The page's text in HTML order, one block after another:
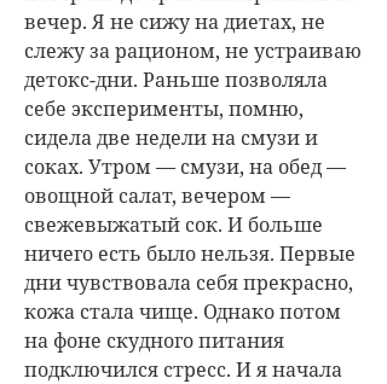
вечер. Я не сижу на диетах, не
слежу за рационом, не устраиваю
детокс-дни. Раньше позволяла
себе эксперименты, помню,
сидела две недели на смузи и
соках. Утром — смузи, на обед —
овощной салат, вечером —
свежевыжатый сок. И больше
ничего есть было нельзя. Первые
дни чувствовала себя прекрасно,
кожа стала чище. Однако потом
на фоне скудного питания
подключился стресс. И я начала